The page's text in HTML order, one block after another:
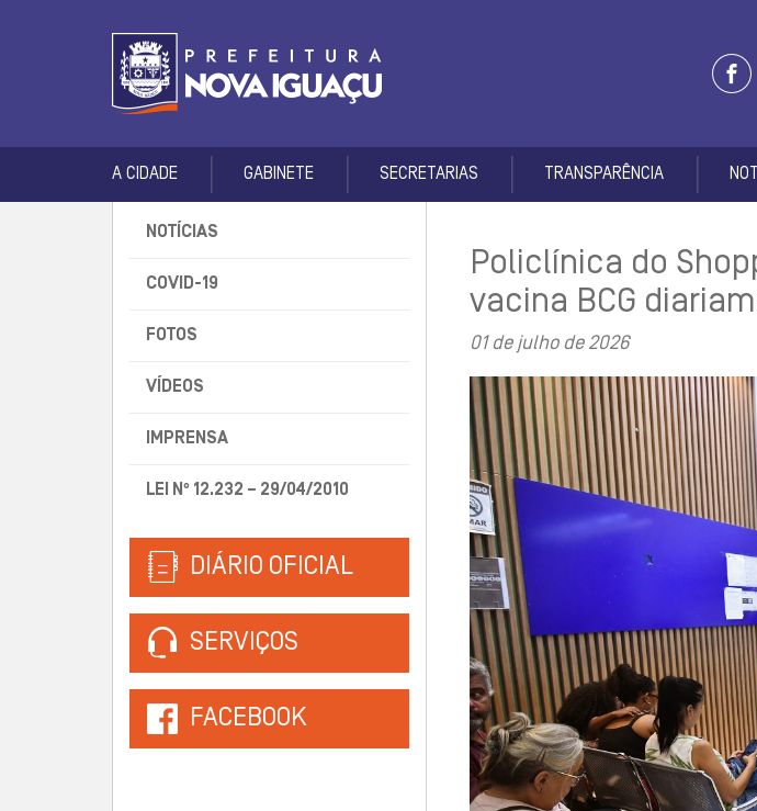
A CIDADE GABINETE SECRETARIAS TRANSPARÊNCIA
NOTÍCIAS
COVID-19
FOTOS
VÍDEOS
IMPRENSA
LEI Nº 12.232 – 29/04/2010
DIÁRIO OFICIAL
SERVIÇOS
FACEBOOK
Policlínica do
vacina BCG
01 de julho de 2026